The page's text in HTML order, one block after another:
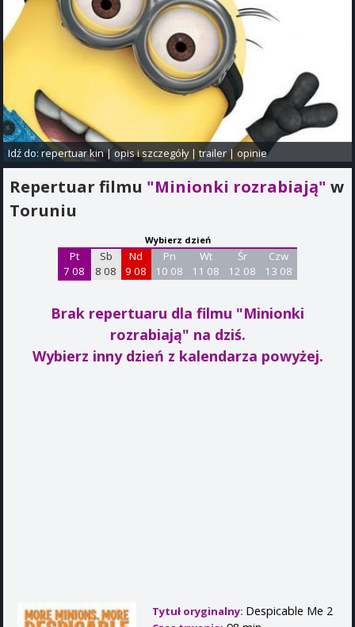
Idź do:repertuar kin|opis i szczegóły|trailer|opinie
Repertuar filmu "Minionki rozrabiają" w
Toruniu
Wybierz dzień
Pt
7 08
Sb
8 08
Nd
9 08
Pn
10 08
Wt
11 08
Śr
12 08
Czw
13 08
Brak repertuaru dla filmu "Minionki
rozrabiają" na dziś.
Wybierz inny dzień z kalendarza powyżej.
Tytuł oryginalny: Despicable Me 2